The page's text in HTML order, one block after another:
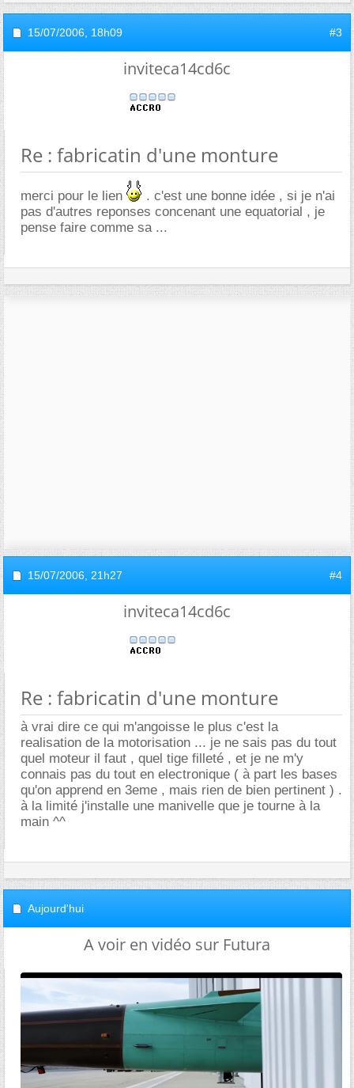
15/07/2006, 18h09 #3
inviteca14cd6c
Re : fabricatin d'une monture
merci pour le lien
. c'est une bonne idée , si je n'ai
pas d'autres reponses concenant une equatorial , je
pense faire comme sa ...
15/07/2006, 21h27 #4
inviteca14cd6c
Re : fabricatin d'une monture
à vrai dire ce qui m'angoisse le plus c'est la
realisation de la motorisation ... je ne sais pas du tout
quel moteur il faut , quel tige filleté , et je ne m'y
connais pas du tout en electronique ( à part les bases
qu'on apprend en 3eme , mais rien de bien pertinent ) .
à la limité j'installe une manivelle que je tourne à la
main ^^
Aujourd'hui
A voir en vidéo sur Futura